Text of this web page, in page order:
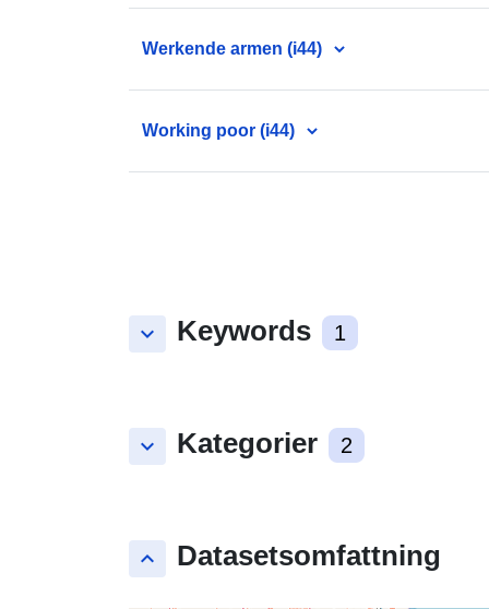
Werkende armen (i44)
Working poor (i44)
keyboard_arrow_down Keywords 1
keyboard_arrow_down Kategorier 2
keyboard_arrow_up Datasetsomfattning